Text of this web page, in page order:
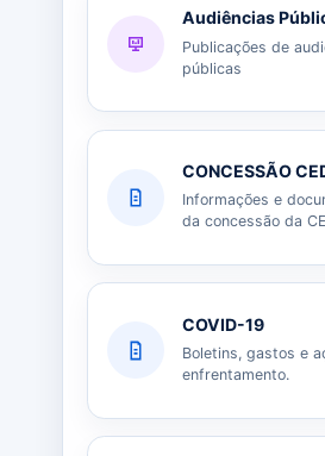
Audiências
Publicações de
públicas
CONCESSÃO
Informações e
da concessão da
COVID-19
Boletins, gastos e
enfrentamento.